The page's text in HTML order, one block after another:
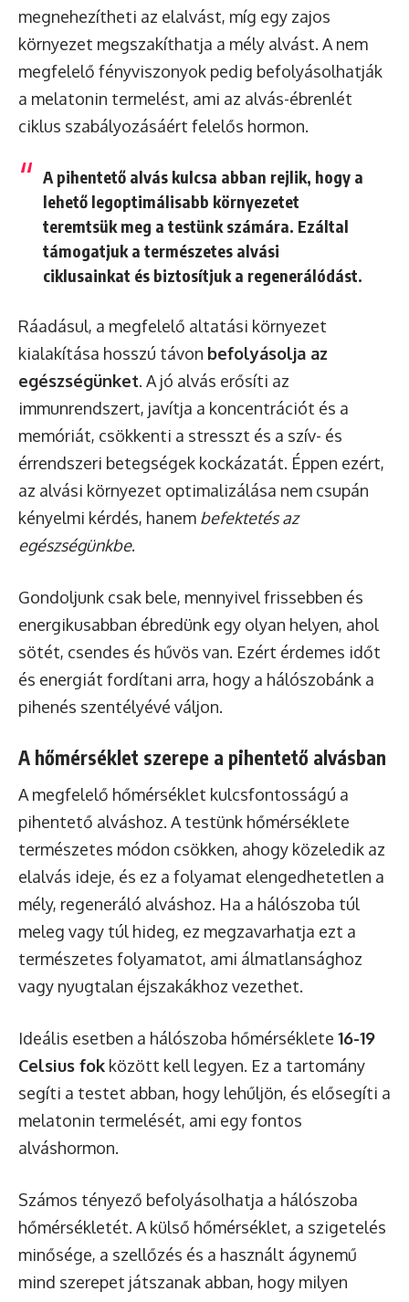
megnehezítheti az elalvást, míg egy zajos
környezet megszakíthatja a mély alvást. A nem
megfelelő fényviszonyok pedig befolyásolhatják
a melatonin termelést, ami az alvás-ébrenlét
ciklus szabályozásáért felelős hormon.
A pihentető alvás kulcsa abban rejlik, hogy a
lehető legoptimálisabb környezetet
teremtsük meg a testünk számára. Ezáltal
támogatjuk a természetes alvási
ciklusainkat és biztosítjuk a regenerálódást.
Ráadásul, a megfelelő altatási környezet
kialakítása hosszú távon befolyásolja az
egészségünket. A jó alvás erősíti az
immunrendszert, javítja a koncentrációt és a
memóriát, csökkenti a stresszt és a szív- és
érrendszeri betegségek kockázatát. Éppen ezért,
az alvási környezet optimalizálása nem csupán
kényelmi kérdés, hanem befektetés az
egészségünkbe.
Gondoljunk csak bele, mennyivel frissebben és
energikusabban ébredünk egy olyan helyen, ahol
sötét, csendes és hűvös van. Ezért érdemes időt
és energiát fordítani arra, hogy a hálószobánk a
pihenés szentélyévé váljon.
A hőmérséklet szerepe a pihentető alvásban
A megfelelő hőmérséklet kulcsfontosságú a
pihentető alváshoz. A testünk hőmérséklete
természetes módon csökken, ahogy közeledik az
elalvás ideje, és ez a folyamat elengedhetetlen a
mély, regeneráló alváshoz. Ha a hálószoba túl
meleg vagy túl hideg, ez megzavarhatja ezt a
természetes folyamatot, ami álmatlansághoz
vagy nyugtalan éjszakákhoz vezethet.
Ideális esetben a hálószoba hőmérséklete 16-19
Celsius fok között kell legyen. Ez a tartomány
segíti a testet abban, hogy lehűljön, és elősegíti a
melatonin termelését, ami egy fontos
alváshormon.
Számos tényező befolyásolhatja a hálószoba
hőmérsékletét. A külső hőmérséklet, a szigetelés
minősége, a szellőzés és a használt ágynemű
mind szerepet játszanak abban, hogy milyen